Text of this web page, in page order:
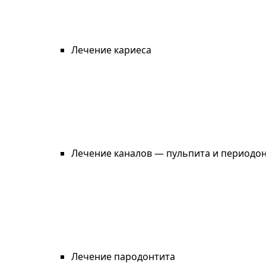
Лечение кариеса
Лечение каналов — пульпита и
Лечение пародонтита